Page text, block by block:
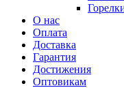
О нас
Оплата
Доставка
Гарантия
Достижения
Оптовикам